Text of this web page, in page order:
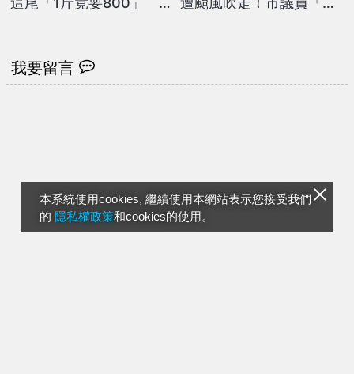
本系統使用cookies, 繼續使用本網站表示您接受我們
的 隱私權政策和cookies的使用。
我要留言